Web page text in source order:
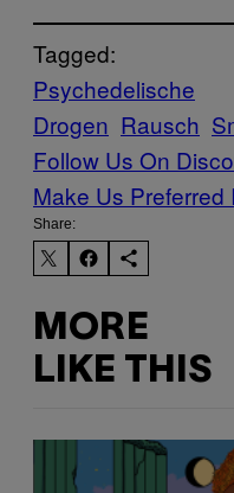
Tagged:
Psychedelische
Drogen Rausch
Follow Us On
Make Us Preferred
Share:
MORE
LIKE THIS